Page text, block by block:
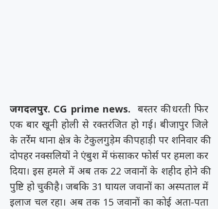
जगदलपुर. CG prime news. बस्तर की धरती फिर
एक बार खूनी होली से रक्तरंजित हो गई। बीजापुर जिले
के तर्रेम थाना क्षेत्र के टेकुलगुड़ेम की पहाड़ी पर शनिवार की
दोपहर नक्सलियों ने एंबुश में फंसाकर फोर्स पर हमला कर
दिया। इस हमले में अब तक 22 जवानों के शहीद होने की
पुष्टि हो चुकी है। जबकि 31 घायल जवानों का अस्पताल में
इलाज चल रहा। अब तक 15 जवानों का कोई अता-पता